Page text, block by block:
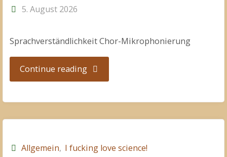
5. August 2026
Sprachverständlichkeit Chor-Mikrophonierung
Continue reading"Mikrophon-
Allgemein, I fucking love science!